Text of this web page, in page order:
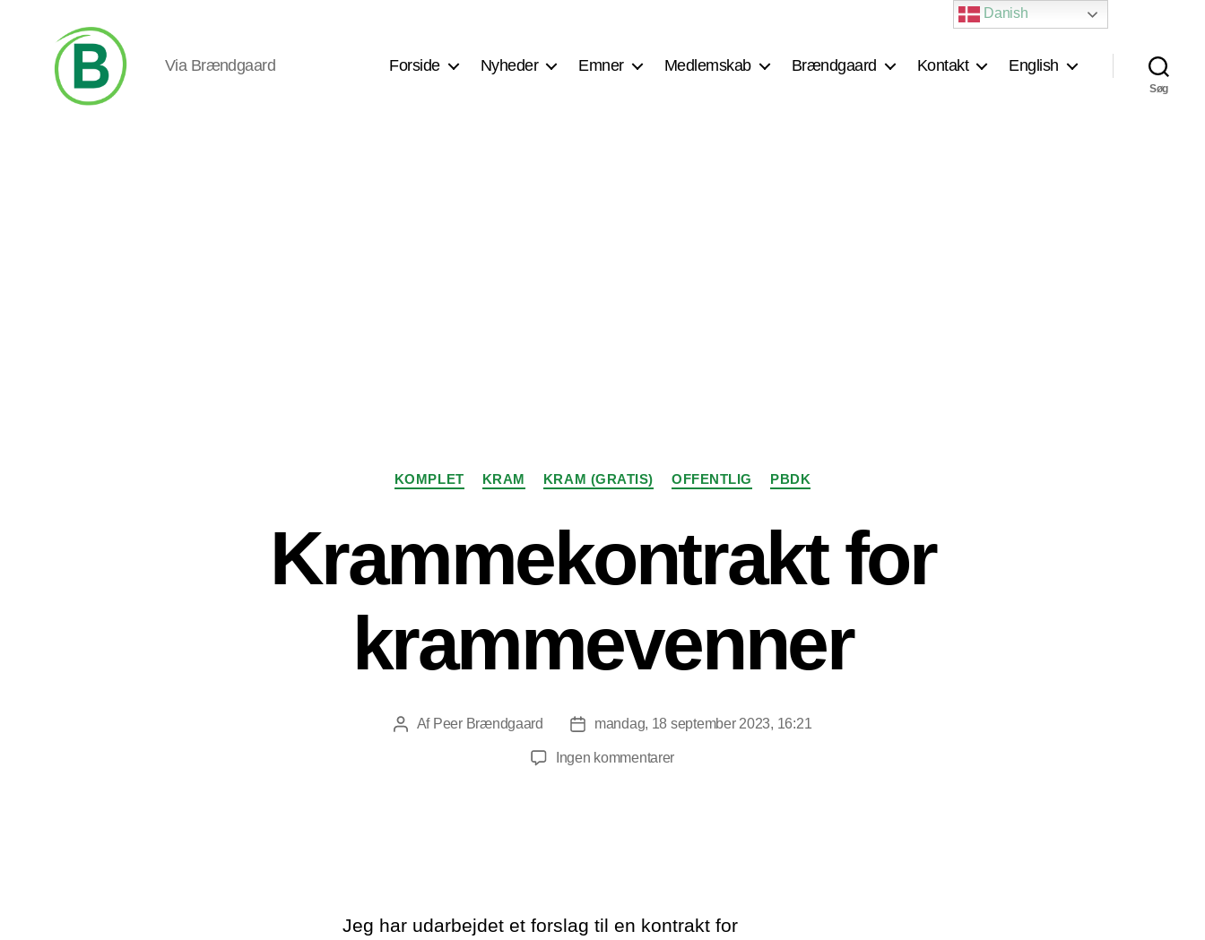
Via Brændgaard Forside Nyheder Emner Medlemskab Brændgaard Kontakt English
Søg
Kategorier
KOMPLET KRAM KRAM (GRATIS) OFFENTLIG PBDK
Krammekontrakt for
krammevenner
Indlægsforfatter
Af Peer Brændgaard Indlægsdato
mandag, 18 september 2023, 16:21
Ingen kommentarertil
Jeg har udarbejdet et forslag til en kontrakt for
Danish